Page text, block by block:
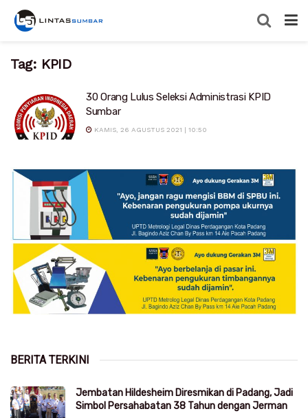
Tag: KPID
30 Orang Lulus Seleksi Administrasi KPID
Sumbar
KAMIS, 26 AGUSTUS 2021 | 10:50
BERITA TERKINI
Jembatan Hildesheim Diresmikan di Padang, Jadi
Simbol Persahabatan 38 Tahun dengan Jerman